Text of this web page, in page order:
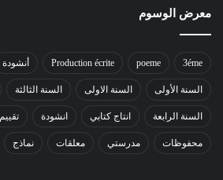
معرض الوسوم
3éme
poeme
Production écrite أنشودة
السنة الأولى السنة الاولى السنة الثالثة
السنة الرابعة انتاج كتابي انشودة تقييم
محفوظات مدرستي معلقات نماذج